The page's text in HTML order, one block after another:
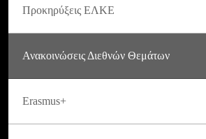
Προκηρύξεις ΕΛΚΕ
Ανακοινώσεις Διεθνών Θεμάτων
Erasmus+